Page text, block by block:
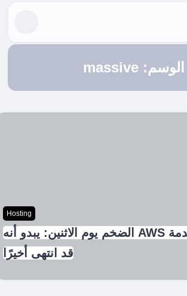
الوسم: massive
Hosting
شرح انقطاع خدمة AWS الضخم يوم الاثنين: يبدو أنه
قد انتهى أخيرًا